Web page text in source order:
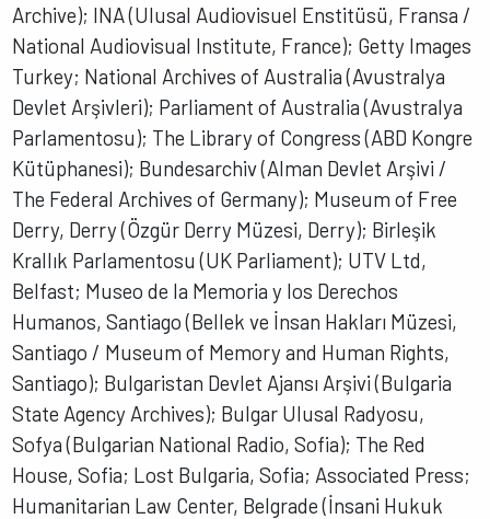
Archive); INA (Ulusal Audiovisuel Enstitüsü, Fransa /
National Audiovisual Institute, France); Getty Images
Turkey; National Archives of Australia (Avustralya
Devlet Arşivleri); Parliament of Australia (Avustralya
Parlamentosu); The Library of Congress (ABD Kongre
Kütüphanesi); Bundesarchiv (Alman Devlet Arşivi /
The Federal Archives of Germany); Museum of Free
Derry, Derry (Özgür Derry Müzesi, Derry); Birleşik
Krallık Parlamentosu (UK Parliament); UTV Ltd,
Belfast; Museo de la Memoria y los Derechos
Humanos, Santiago (Bellek ve İnsan Hakları Müzesi,
Santiago / Museum of Memory and Human Rights,
Santiago); Bulgaristan Devlet Ajansı Arşivi (Bulgaria
State Agency Archives); Bulgar Ulusal Radyosu,
Sofya (Bulgarian National Radio, Sofia); The Red
House, Sofia; Lost Bulgaria, Sofia; Associated Press;
Humanitarian Law Center, Belgrade (İnsani Hukuk